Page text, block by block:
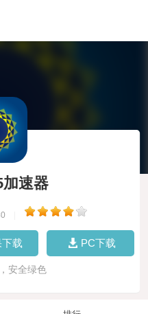
速器
载 PC下载
安全绿色